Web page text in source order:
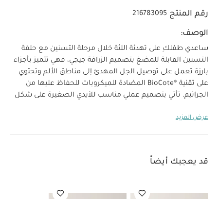
رقم المنتج 216783095
الوصف:
ساعدي طفلكِ على تهدئة اللثة خلال مرحلة التسنين مع حلقة
التسنين القابلة للمضغ بتصميم الزرافة جيجي، فهي تتميز بأجزاء
بارزة تعمل على توصيل الجل المهدئ إلى مناطق الألم وتحتوي
على تقنية BioCote®‎ المضادة للميكروبات للحفاظ عليها من
الجراثيم. تأتي بتصميم عملي مناسب للأيدي الصغيرة على شكل
ستكون رفيقه المفضل داخل المنزل أو خارجه أثناء التنزه.
الإضافية على تقليل الميكروبات على سطح حلقة التسنين مما
يجعلها صحية وأكثر نظافة من حلقات التسنين الأخرى
تصميم غير سام وخالٍ من بيسفينول أ وصديق للبيئة
عرض المزيد
قد يعجبك أيضاً